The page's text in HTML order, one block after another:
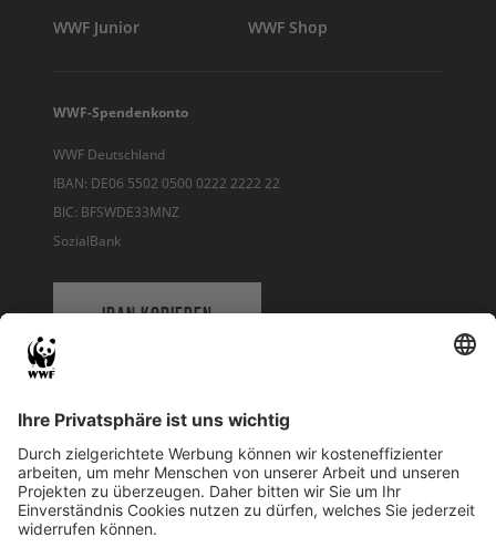
WWF Junior WWF Shop
WWF-Spendenkonto
WWF Deutschland
IBAN: DE06 5502 0500 0222 2222 22
BIC: BFSWDE33MNZ
SozialBank
IBAN KOPIEREN
WWF Deutschland
Reinhardtstr. 18
10117 Berlin